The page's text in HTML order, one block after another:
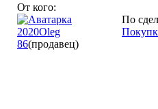
От кого:
2020Oleg
86(продавец)
По